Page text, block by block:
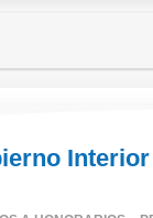
Interior